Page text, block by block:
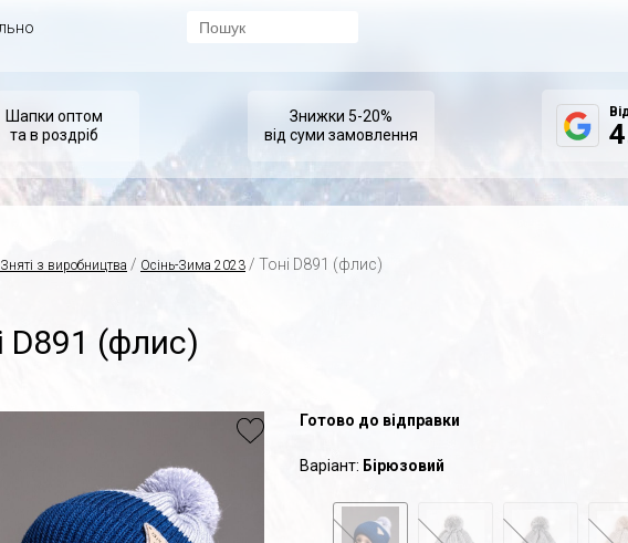
Шапки оптом
та в роздріб
Знижки 5-20%
від суми замовлення
Зняті з виробництва / Осінь-Зима 2023 / Тоні D891 (флис)
D891 (флис)
Готово до відправки
Варіант: Бірюзовий